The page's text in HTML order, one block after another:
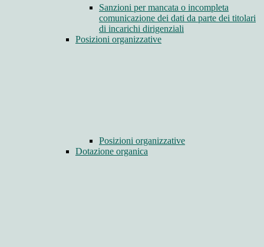
Sanzioni per mancata o incompleta
comunicazione dei dati da parte dei titolari
di incarichi dirigenziali
Posizioni organizzative
Posizioni organizzative
Dotazione organica